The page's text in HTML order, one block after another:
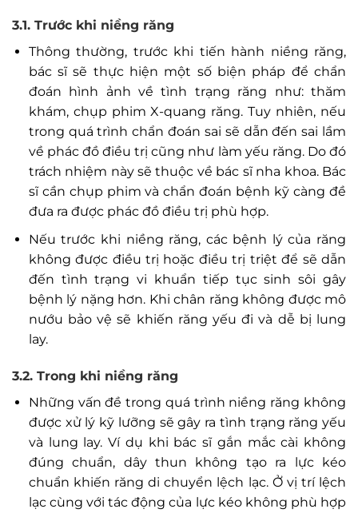
3.1. Trước khi niềng răng
Thông thường, trước khi tiến hành niềng răng,
bác sĩ sẽ thực hiện một số biện pháp để chẩn
đoán hình ảnh về tình trạng răng như: thăm
khám, chụp phim X-quang răng. Tuy nhiên, nếu
trong quá trình chẩn đoán sai sẽ dẫn đến sai lầm
về phác đồ điều trị cũng như làm yếu răng. Do đó
trách nhiệm này sẽ thuộc về bác sĩ nha khoa. Bác
sĩ cần chụp phim và chẩn đoán bệnh kỹ càng đề
đưa ra được phác đồ điều trị phù hợp.
Nếu trước khi niềng răng, các bệnh lý của răng
không được điều trị hoặc điều trị triệt để sẽ dẫn
đến tình trạng vi khuẩn tiếp tục sinh sôi gây
bệnh lý nặng hơn. Khi chân răng không được mô
nướu bảo vệ sẽ khiến răng yếu đi và dễ bị lung
lay.
3.2. Trong khi niềng răng
Những vấn đề trong quá trình niềng răng không
được xử lý kỹ lưỡng sẽ gây ra tình trạng răng yếu
và lung lay. Ví dụ khi bác sĩ gắn mắc cài không
đúng chuẩn, dây thun không tạo ra lực kéo
chuẩn khiến răng di chuyển lệch lạc. Ở vị trí lệch
lạc cùng với tác động của lực kéo không phù hợp